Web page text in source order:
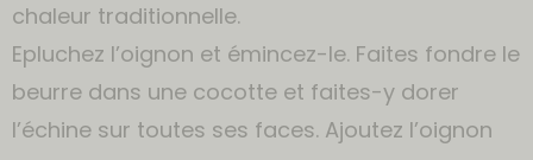
chaleur traditionnelle.
Epluchez l’oignon et émincez-le. Faites fondre le
beurre dans une cocotte et faites-y dorer
l’échine sur toutes ses faces. Ajoutez l’oignon